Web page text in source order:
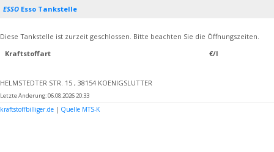
ESSO Esso Tankstelle
Diese Tankstelle ist zurzeit geschlossen. Bitte beachten Sie die Öffnungszeiten.
Kraftstoffart
€/l
HELMSTEDTER STR. 15 , 38154 KOENIGSLUTTER
Letzte Änderung: 06.08.2026 20:33
kraftstoffbilliger.de | Quelle MTS-K